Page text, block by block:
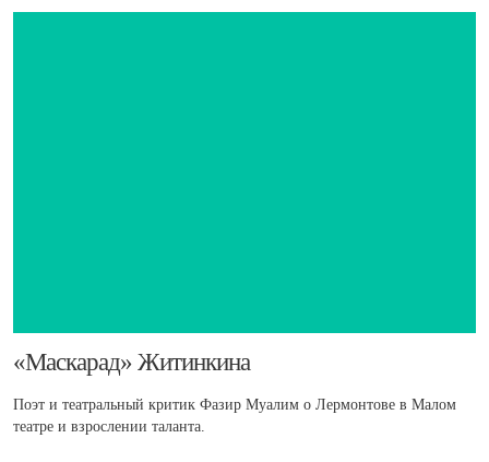
​«Маскарад» Житинкина
Поэт и театральный критик Фазир Муалим о Лермонтове в Малом
театре и взрослении таланта.